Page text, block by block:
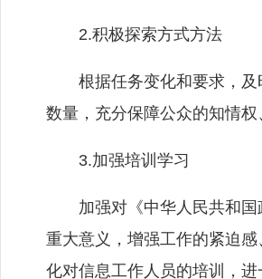
2.积极探索方式方法
根据任务变化和要求，及
数量，充分保障公众的知情
3.加强培训学习
加强对《中华人民共和国
重大意义，增强工作的紧迫
化对信息工作人员的培训，